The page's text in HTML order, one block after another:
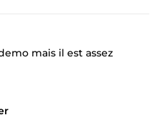
mais il est assez